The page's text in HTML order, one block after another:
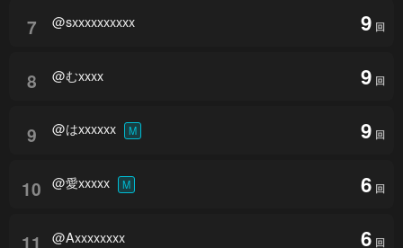
7 @sxxxxxxxxxx 9 回
8 @むxxxx 9 回
9 @はxxxxxx M 9 回
10 @愛xxxxx M 6 回
11 @Axxxxxxxx 6 回